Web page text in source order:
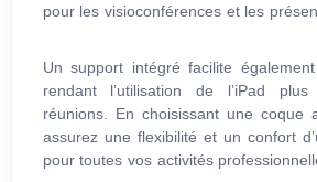
pour les visioconférences et les
Un support intégré facilite
rendant l’utilisation de l’iPad
réunions. En choisissant une coque
assurez une flexibilité et un confort
pour toutes vos activités